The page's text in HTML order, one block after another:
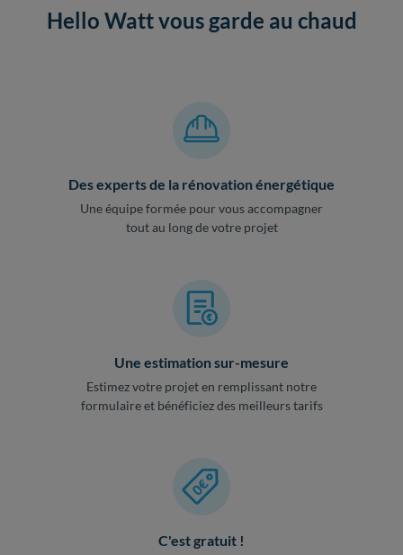
Hello Watt vous garde au chaud
Des experts de la rénovation énergétique
Une équipe formée pour vous accompagner
tout au long de votre projet
Une estimation sur-mesure
Estimez votre projet en remplissant notre
formulaire et bénéficiez des meilleurs tarifs
C'est gratuit !